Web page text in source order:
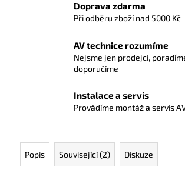
Doprava zdarma
Při odběru zboží nad 5000 Kč
AV technice rozumíme
Nejsme jen prodejci,
doporučíme
Instalace a servis
Provádíme montáž a servis
Popis Související (2) Diskuze